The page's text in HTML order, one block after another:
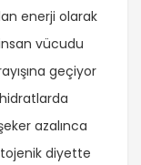
enerji olarak
vücudu
geçiyor
azalınca
diyette